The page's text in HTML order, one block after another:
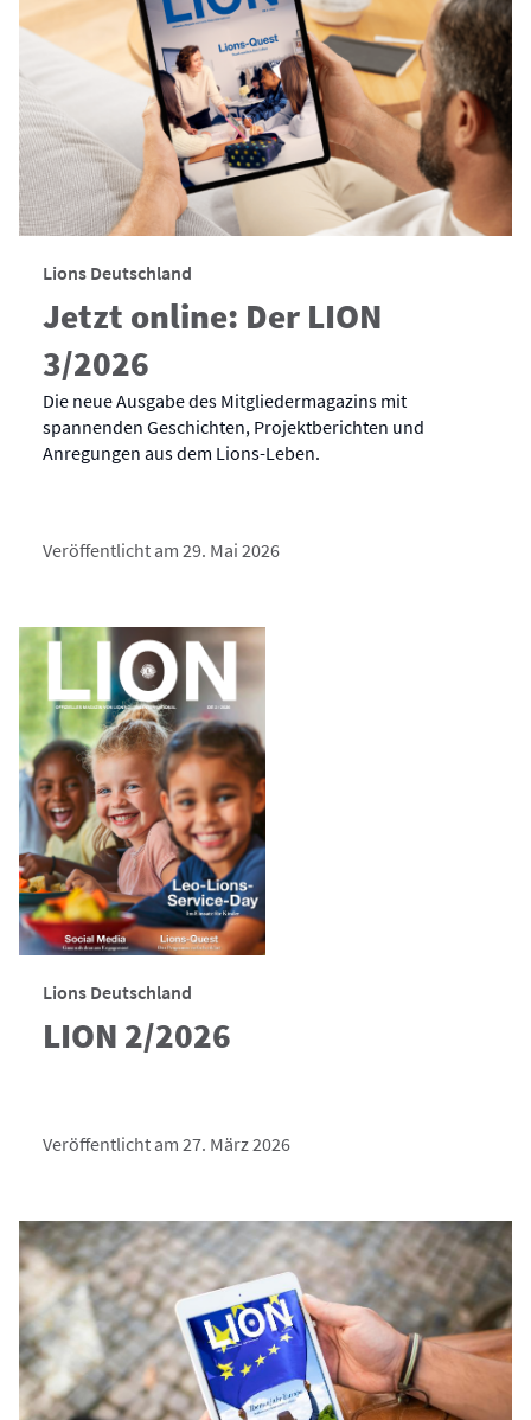
Lions Deutschland
Jetzt online: Der LION
3/2026
Die neue Ausgabe des Mitgliedermagazins mit
spannenden Geschichten, Projektberichten und
Anregungen aus dem Lions-Leben.
Veröffentlicht am 29. Mai 2026
Lions Deutschland
LION 2/2026
Veröffentlicht am 27. März 2026